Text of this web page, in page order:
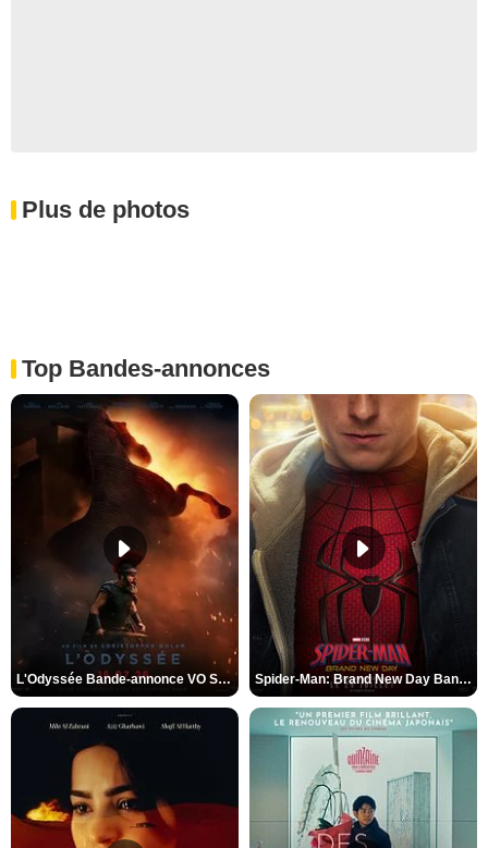
Plus de photos
Top Bandes-annonces
L'Odyssée Bande-annonce VO STFR Spider-Man: Brand New Day Bande-annonce VO STFR